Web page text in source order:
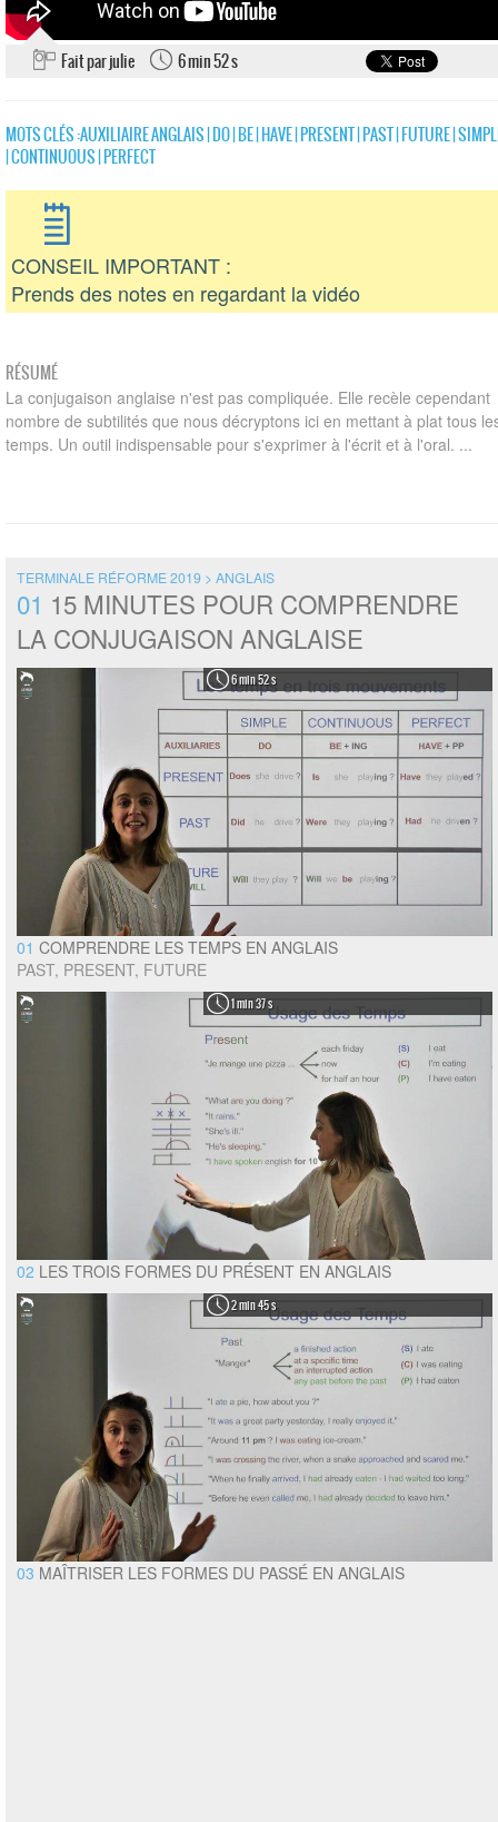
Fait par julie 6 min 52 s
MOTS CLÉS :AUXILIAIRE ANGLAIS|DO|BE|HAVE|PRESENT|PAST|FUTURE|
|CONTINUOUS|PERFECT
CONSEIL IMPORTANT :
Prends des notes en regardant la vidéo
RÉSUMÉ
La conjugaison anglaise n'est pas compliquée. Elle recèle cependant
nombre de subtilités que nous décryptons ici en mettant à plat tous
temps. Un outil indispensable pour s'exprimer à l'écrit et à l'oral. ...
TERMINALE RÉFORME 2019 > ANGLAIS
01 15 MINUTES POUR COMPRENDRE
LA CONJUGAISON ANGLAISE
6 min 52 s
01 COMPRENDRE LES TEMPS EN ANGLAIS
PAST, PRESENT, FUTURE
1 min 37 s
02 LES TROIS FORMES DU PRÉSENT EN ANGLAIS
2 min 45 s
03 MAÎTRISER LES FORMES DU PASSÉ EN ANGLAIS